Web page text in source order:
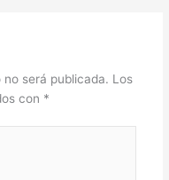
será publicada. Los
con *